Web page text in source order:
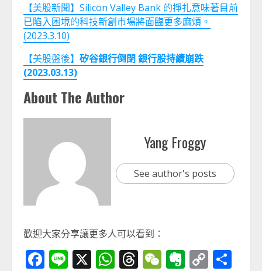
【美股新聞】Silicon Valley Bank 的掙扎意味著目前
已陷入困境的科技新創市場將面臨更多麻煩。
(2023.3.10)
【美股盤後】 矽谷銀行倒閉 銀行股持續崩跌
(2023.03.13)
About The Author
Yang Froggy
See author's posts
歡迎大家分享讓更多人可以看到：
Facebook
Line
X WhatsApp
Threads
WeChat
Evernote
Copy